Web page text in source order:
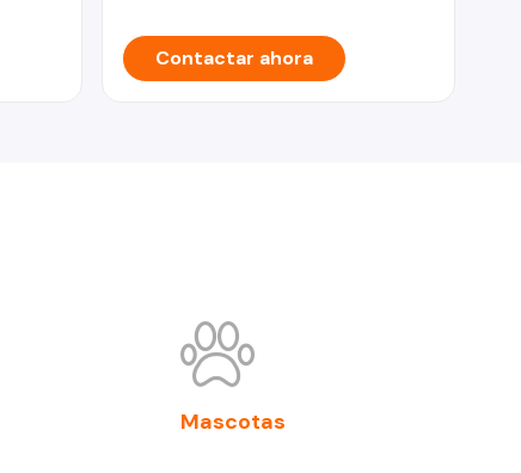
Contactar ahora
Mascotas